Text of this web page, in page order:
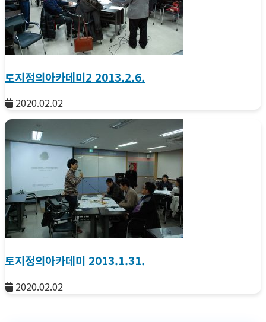
토지정의아카데미2 2013.2.6.
2020.02.02
토지정의아카데미 2013.1.31.
2020.02.02